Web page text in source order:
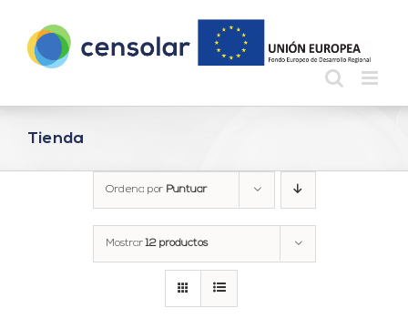
contenido
Tienda
Ordena por Puntuar
Mostrar12 productos